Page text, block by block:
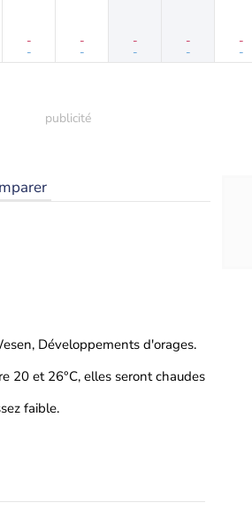
-
-
-
-
-
-
-
-
-
-
Développements d'orages.
20 et 26°C, elles seront chaudes
faible.